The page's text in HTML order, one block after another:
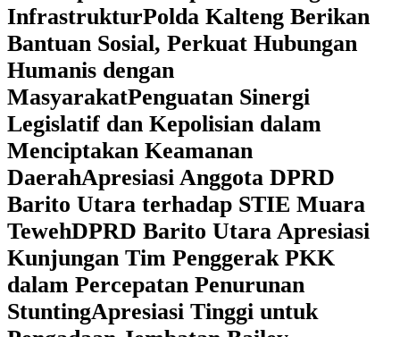
InfrastrukturPolda Kalteng Berikan
Bantuan Sosial, Perkuat Hubungan
Humanis dengan
MasyarakatPenguatan Sinergi
Legislatif dan Kepolisian dalam
Menciptakan Keamanan
DaerahApresiasi Anggota DPRD
Barito Utara terhadap STIE Muara
TewehDPRD Barito Utara Apresiasi
Kunjungan Tim Penggerak PKK
dalam Percepatan Penurunan
StuntingApresiasi Tinggi untuk